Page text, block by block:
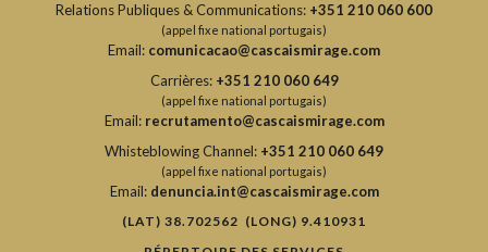
Relations Publiques & Communications: +351 210 060 600
(appel fixe national portugais)
Email: comunicacao@cascaismirage.com
Carrières: +351 210 060 649
(appel fixe national portugais)
Email: recrutamento@cascaismirage.com
Whisteblowing Channel: +351 210 060 649
(appel fixe national portugais)
Email: denuncia.int@cascaismirage.com
(LAT) 38.702562 (LONG) 9.410931